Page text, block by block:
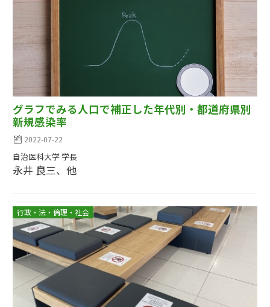
グラフでみる人口で補正した年代別・都道府県別
新規感染率
2022-07-22
自治医科大学 学長
永井 良三、他
行政・法・倫理・社会